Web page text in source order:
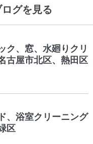
グを見る
ク、窓、水廻りクリ
古屋市北区、熱田区
、浴室クリーニング
区